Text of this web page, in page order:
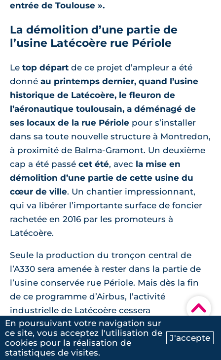
Ma recherche Contactez-nous
▾
entrée de Toulouse ».
La démolition d’une partie de
l’usine Latécoère rue Périole
Le top départ de ce projet d’ampleur a été
donné au printemps dernier, quand l’usine
historique de Latécoère, le fleuron de
l’aéronautique toulousain, a déménagé de
ses locaux de la rue Périole pour s’installer
dans sa toute nouvelle structure à Montredon,
à proximité de Balma-Gramont. Un deuxième
cap a été passé cet été, avec la mise en
démolition d’une partie de cette usine du
cœur de ville. Un chantier impressionnant,
qui va libérer l’importante surface de foncier
rachetée en 2016 par les promoteurs à
Latécoère.
Seule la production du tronçon central de
l’A330 sera amenée à rester dans la partie de
l’usine conservée rue Périole. Mais dès la fin
de ce programme d’Airbus, l’activité
industrielle de Latécoère cessera
définitivement à Périole, et cette page de
l’histoire industrielle de Toulouse achèvera de
se tourner.
En poursuivant votre navigation sur
ce site, vous acceptez l'utilisation de
cookies pour la réalisation de
statistiques de visites.
J'accepte